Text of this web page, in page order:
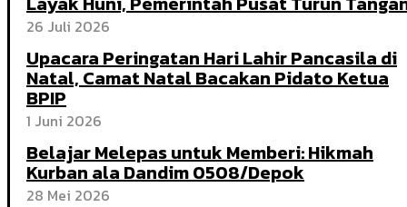
26 Juli 2026
Upacara Peringatan Hari Lahir Pancasila di
Natal, Camat Natal Bacakan Pidato Ketua
BPIP
1 Juni 2026
Belajar Melepas untuk Memberi: Hikmah
Kurban ala Dandim 0508/Depok
28 Mei 2026